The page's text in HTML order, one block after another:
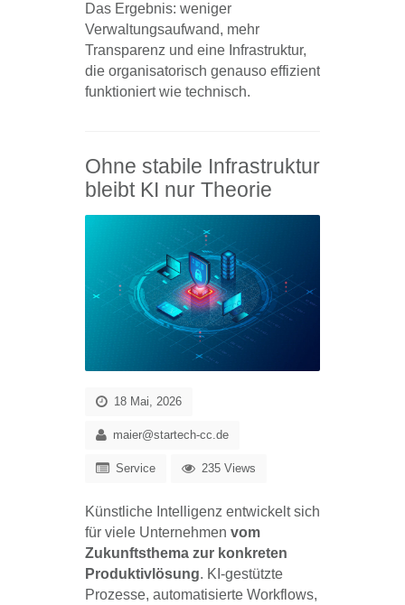
Das Ergebnis: weniger
Verwaltungsaufwand, mehr
Transparenz und eine Infrastruktur,
die organisatorisch genauso effizient
funktioniert wie technisch.
Ohne stabile Infrastruktur
bleibt KI nur Theorie
18 Mai, 2026
maier@startech-cc.de
Service 235 Views
Künstliche Intelligenz entwickelt sich
für viele Unternehmen vom
Zukunftsthema zur konkreten
Produktivlösung. KI-gestützte
Prozesse, automatisierte Workflows,